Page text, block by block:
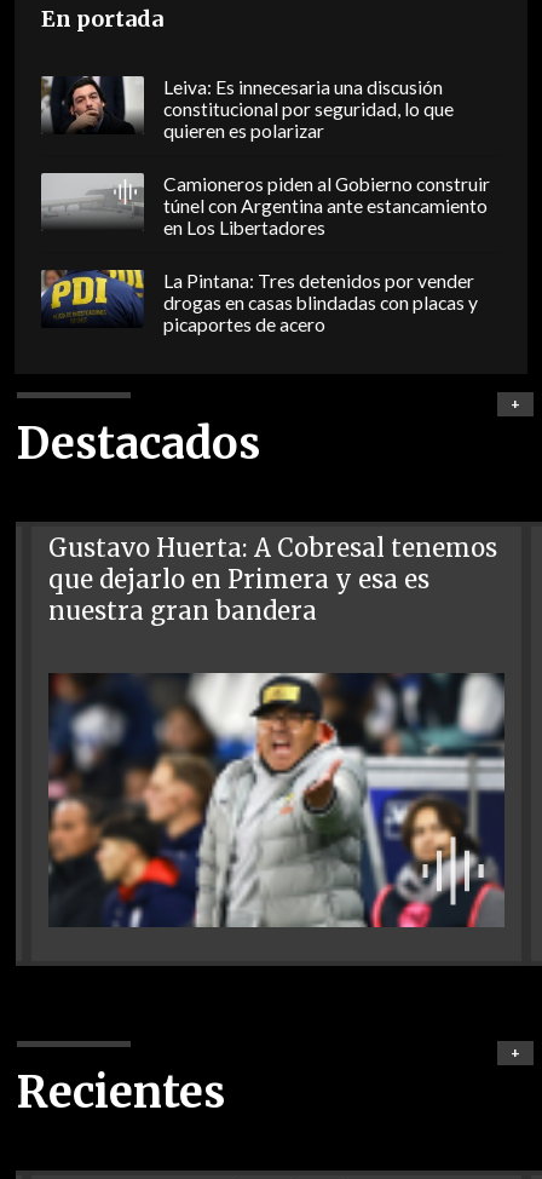
En portada
Leiva: Es innecesaria una discusión
constitucional por seguridad, lo que
quieren es polarizar
Camioneros piden al Gobierno construir
túnel con Argentina ante estancamiento
en Los Libertadores
La Pintana: Tres detenidos por vender
drogas en casas blindadas con placas y
picaportes de acero
Destacados
+
Gustavo Huerta: A Cobresal tenemos
que dejarlo en Primera y esa es
nuestra gran bandera
Recientes
+